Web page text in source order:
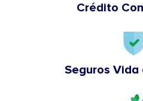
Crédito
Seguros Vida